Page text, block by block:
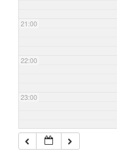
21:00
22:00
23:00